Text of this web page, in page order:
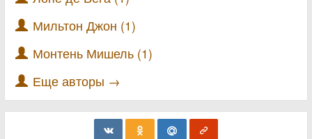
Мильтон Джон (1)
Монтень Мишель (1)
Еще авторы →